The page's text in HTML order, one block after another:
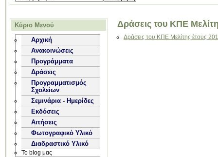
Κύριο Μενού
Αρχική
Ανακοινώσεις
Προγράμματα
Δράσεις
Προγραμματισμός
Σχολείων
Σεμινάρια - Ημερίδες
Εκδόσεις
Αιτήσεις
Φωτογραφικό Υλικό
Διαδραστικό Υλικό
Το blog μας
Δράσεις του ΚΠΕ
Δράσεις του ΚΠΕ Μελίτης έτους